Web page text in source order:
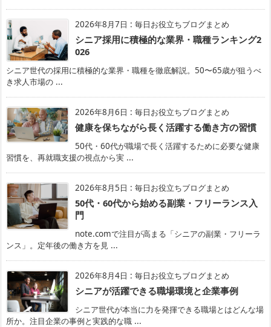
2026年8月7日 : 毎日お役立ちブログまとめ
シニア採用に積極的な業界・職種ランキング2
026
シニア世代の採用に積極的な業界・職種を徹底解説。50〜65歳が狙うべ
き求人市場の ...
2026年8月6日 : 毎日お役立ちブログまとめ
健康を保ちながら長く活躍する働き方の習慣
50代・60代が職場で長く活躍するために必要な健康
習慣を、再就職支援の視点から実 ...
2026年8月5日 : 毎日お役立ちブログまとめ
50代・60代から始める副業・フリーランス入
門
note.comで注目が高まる「シニアの副業・フリーラ
ンス」。定年後の働き方を見 ...
2026年8月4日 : 毎日お役立ちブログまとめ
シニアが活躍できる職場環境と企業事例
シニア世代が本当に力を発揮できる職場とはどんな場
所か。注目企業の事例と実践的な職 ...